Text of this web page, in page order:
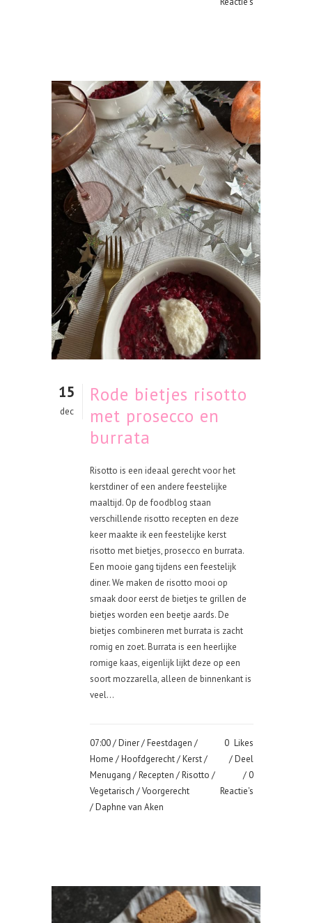
15
dec
Rode bietjes risotto
met prosecco en
burrata
Risotto is een ideaal gerecht voor het
kerstdiner of een andere feestelijke
maaltijd. Op de foodblog staan
verschillende risotto recepten en deze
keer maakte ik een feestelijke kerst
risotto met bietjes, prosecco en burrata.
Een mooie gang tijdens een feestelijk
diner. We maken de risotto mooi op
smaak door eerst de bietjes te grillen de
bietjes worden een beetje aards. De
bietjes combineren met burrata is zacht
romig en zoet. Burrata is een heerlijke
romige kaas, eigenlijk lijkt deze op een
soort mozzarella, alleen de binnenkant is
veel...
07:00 /Diner/Feestdagen /
Home /Hoofdgerecht/Kerst/
Menugang /Recepten /Risotto /
Vegetarisch /Voorgerecht
/ Daphne van Aken
0 Likes
Deel
0
Reactie's